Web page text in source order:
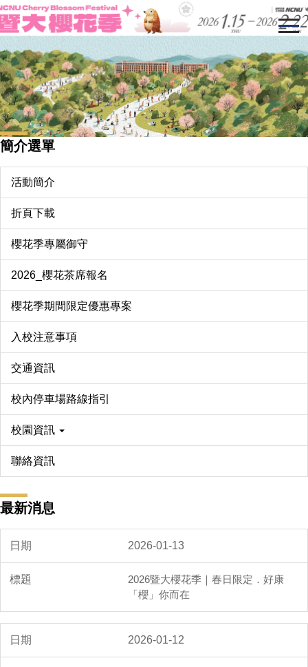
跳
到
要
內
容
區
簡介選單
活動簡介
折頁下載
櫻花季專屬御守
2026_櫻花茶席報名
櫻花季期間限定優惠專案
入校注意事項
交通資訊
校內停車場路線指引
校園資訊
聯絡資訊
最新消息
2026-01-13
2026暨大櫻花季｜春日限定．好康
「櫻」你而在
2026-01-12